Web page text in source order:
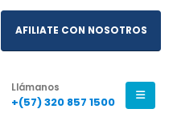
AFILIATE CON NOSOTROS
Llámanos
+(57) 320 857 1500